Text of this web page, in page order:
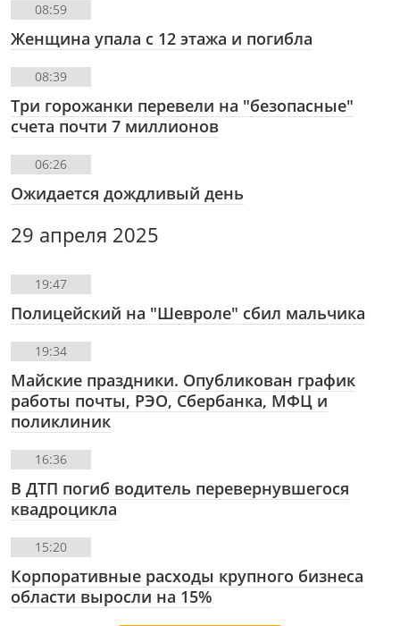
08:59
Женщина упала с 12 этажа и погибла
08:39
Три горожанки перевели на "безопасные"
счета почти 7 миллионов
06:26
Ожидается дождливый день
29 апреля 2025
19:47
Полицейский на "Шевроле" сбил мальчика
19:34
Майские праздники. Опубликован график
работы почты, РЭО, Сбербанка, МФЦ и
поликлиник
16:36
В ДТП погиб водитель перевернувшегося
квадроцикла
15:20
Корпоративные расходы крупного бизнеса
области выросли на 15%